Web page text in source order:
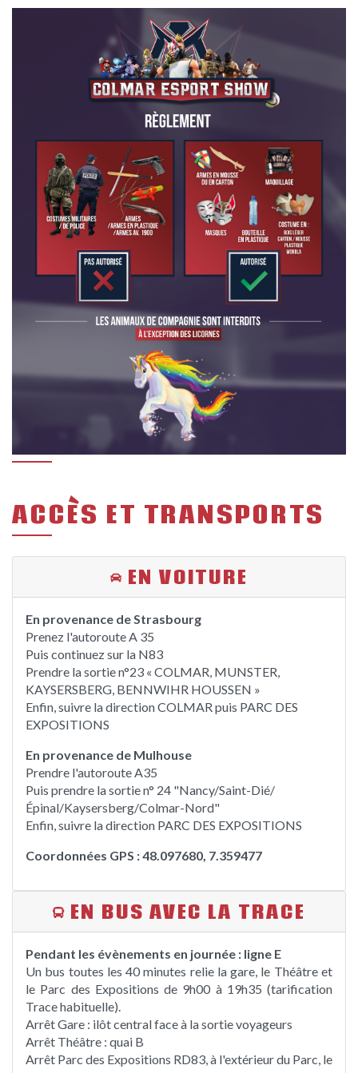
ACCÈS ET TRANSPORTS
EN VOITURE
En provenance de Strasbourg
Prenez l'autoroute A 35
Puis continuez sur la N83
Prendre la sortie n°23 « COLMAR, MUNSTER,
KAYSERSBERG, BENNWIHR HOUSSEN »
Enfin, suivre la direction COLMAR puis PARC DES
EXPOSITIONS
En provenance de Mulhouse
Prendre l'autoroute A35
Puis prendre la sortie n° 24 "Nancy/Saint-Dié/
Épinal/Kaysersberg/Colmar-Nord"
Enfin, suivre la direction PARC DES EXPOSITIONS
Coordonnées GPS : 48.097680, 7.359477
EN BUS AVEC LA TRACE
Pendant les évènements en journée : ligne E
Un bus toutes les 40 minutes relie la gare, le Théâtre et
le Parc des Expositions de 9h00 à 19h35 (tarification
Trace habituelle).
Arrêt Gare : ilôt central face à la sortie voyageurs
Arrêt Théâtre : quai B
Arrêt Parc des Expositions RD83, à l'extérieur du Parc, le